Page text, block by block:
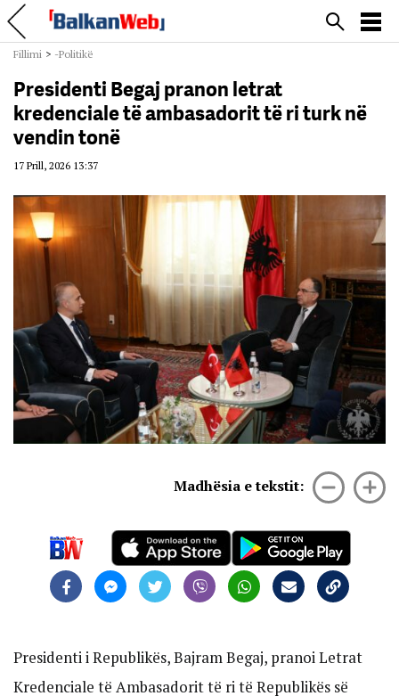
Fillimi > -Politikë
Presidenti Begaj pranon letrat
kredenciale të ambasadorit të ri turk në
vendin tonë
17 Prill, 2026 13:37
Madhësia e tekstit:
Presidenti i Republikës, Bajram Begaj, pranoi Letrat
Kredenciale të Ambasadorit të ri të Republikës së